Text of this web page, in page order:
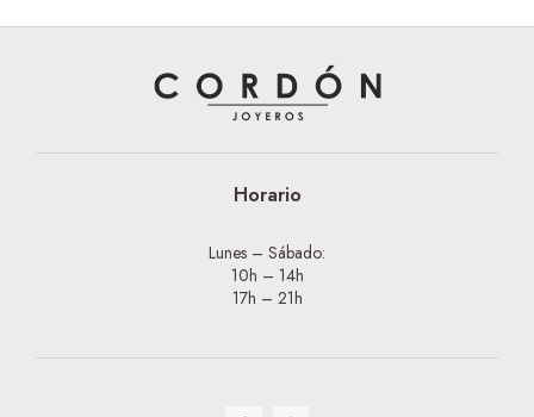
Horario
Lunes – Sábado:
10h – 14h
17h – 21h